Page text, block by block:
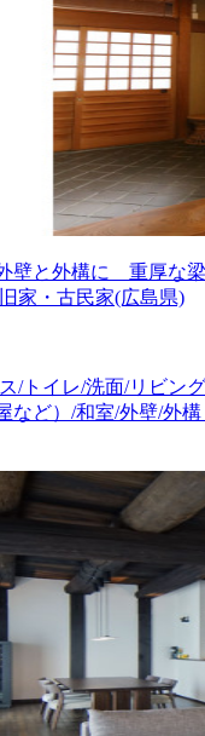
壁と外構に 重厚な
家・古民家(広島県)
/トイレ/洗面/リビン
など）/和室/外壁/外